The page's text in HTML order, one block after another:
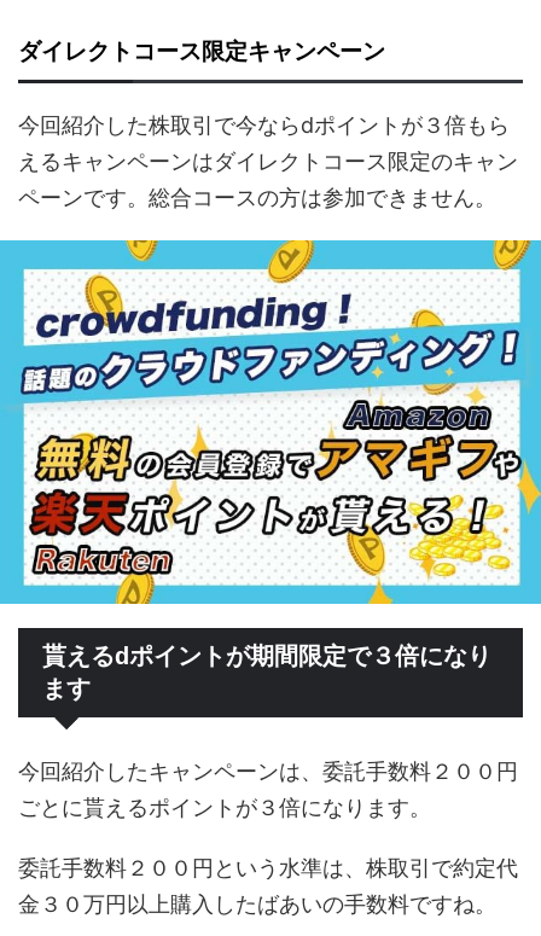
ダイレクトコース限定キャンペーン
今回紹介した株取引で今ならdポイントが３倍もら
えるキャンペーンはダイレクトコース限定のキャン
ペーンです。総合コースの方は参加できません。
貰えるdポイントが期間限定で３倍になり
ます
今回紹介したキャンペーンは、委託手数料２００円
ごとに貰えるポイントが３倍になります。
委託手数料２００円という水準は、株取引で約定代
金３０万円以上購入したばあいの手数料ですね。